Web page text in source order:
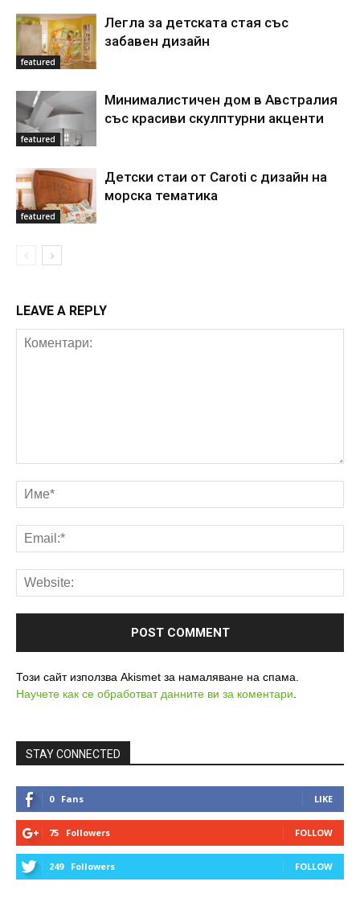
featured
Легла за детската стая със
забавен дизайн
featured
Минималистичен дом в Австралия
със красиви скулптурни акценти
featured
Детски стаи от Caroti с дизайн на
морска тематика
LEAVE A REPLY
Този сайт използва Akismet за намаляване на спама.
Научете как се обработват данните ви за коментари.
STAY CONNECTED
0 Fans LIKE
75 Followers FOLLOW
249 Followers FOLLOW